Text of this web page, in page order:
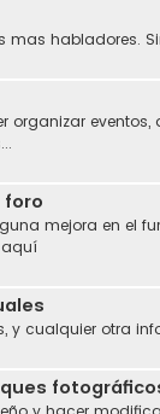
mas habladores.
organizar eventos,
foro
mejora en el
y cualquier otra